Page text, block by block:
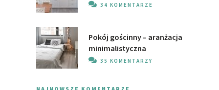
34 KOMENTARZE
Pokój gościnny – aranżacja
minimalistyczna
35 KOMENTARZY